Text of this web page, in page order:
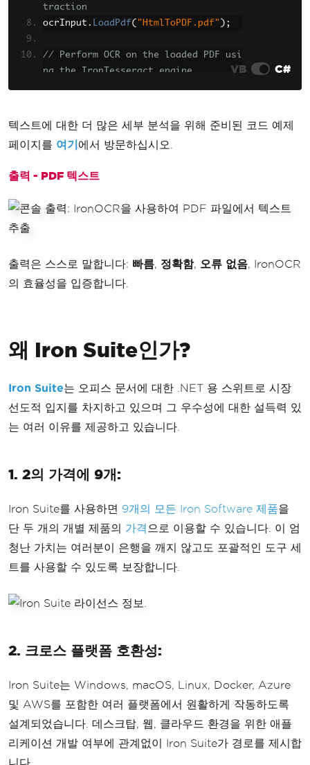
traction
ocrInput . LoadPdf( "HtmlToPDF.pdf" );
// Perform OCR on the loaded PDF usi
ng the IronTesseract engine
onsole
VB C#
텍스트에 대한 더 많은 세부 분석을 위해 준비된 코드 예제
페이지를 여기 에서 방문하십시오.
출력 - PDF 텍스트
출력은 스스로 말합니다: 빠름, 정확함, 오류 없음, IronOCR
의 효율성을 입증합니다.
왜 Iron Suite인가?
Iron Suite는 오피스 문서에 대한 .NET 용 스위트로 시장
선도적 입지를 차지하고 있으며 그 우수성에 대한 설득력 있
는 여러 이유를 제공하고 있습니다.
1. 2의 가격에 9개:
Iron Suite를 사용하면 9개의 모든 Iron Software 제품을
단 두 개의 개별 제품의 가격 으로 이용할 수 있습니다. 이 엄
청난 가치는 여러분이 은행을 깨지 않고도 포괄적인 도구 세
트를 사용할 수 있도록 보장합니다.
2. 크로스 플랫폼 호환성:
Iron Suite는 Windows, macOS, Linux, Docker, Azure
및 AWS를 포함한 여러 플랫폼에서 원활하게 작동하도록
설계되었습니다. 데스크탑, 웹, 클라우드 환경을 위한 애플
리케이션 개발 여부에 관계없이 Iron Suite가 경로를 제시합
니다.